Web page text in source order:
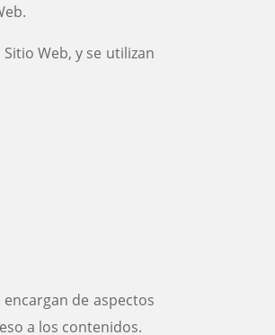
Web, y se utilizan
de aspectos
a los contenidos.